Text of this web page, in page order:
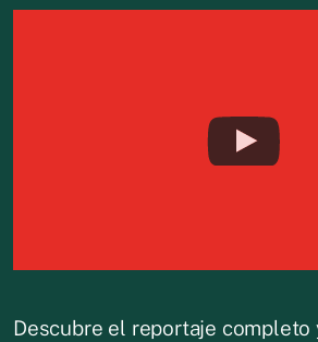
Descubre el reportaje completo